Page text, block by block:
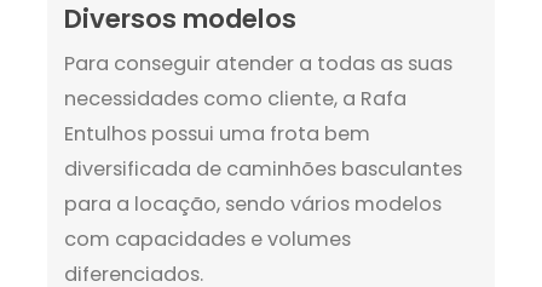
Diversos modelos
Para conseguir atender a todas as suas
necessidades como cliente, a Rafa
Entulhos possui uma frota bem
diversificada de caminhões basculantes
para a locação, sendo vários modelos
com capacidades e volumes
diferenciados.